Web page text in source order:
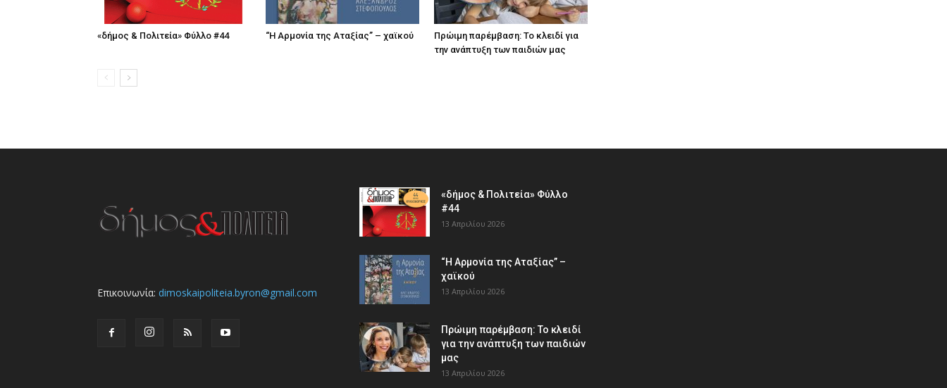
«δήμος & Πολιτεία» Φύλλο #44 “Η Αρμονία της Αταξίας” – χαϊκού
Πρώιμη παρέμβαση: Το κλειδί για
την ανάπτυξη των παιδιών µας
Επικοινωνία: dimoskaipoliteia.byron@gmail.com
«δήμος & Πολιτεία» Φύλλο
#44
13 Απριλίου 2026
“Η Αρμονία της Αταξίας” –
χαϊκού
13 Απριλίου 2026
Πρώιμη παρέμβαση: Το κλειδί
για την ανάπτυξη των παιδιών
µας
13 Απριλίου 2026